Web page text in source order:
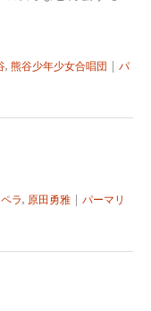
, 熊谷少年少女合唱団
パ
ラ, 原田勇雅
パーマリ